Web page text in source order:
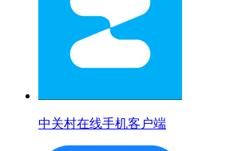
中关村在线手机客户端